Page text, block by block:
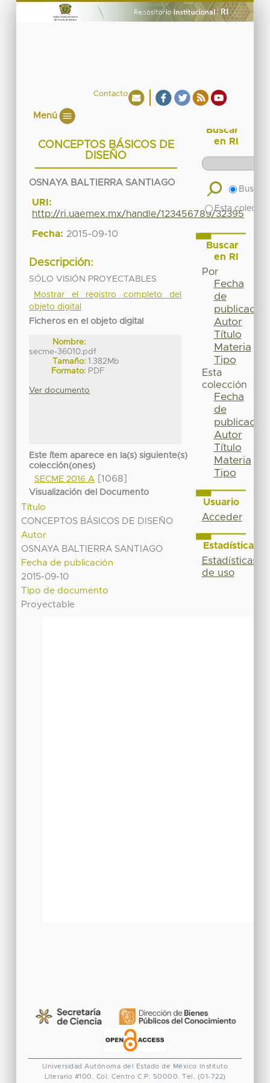
Contacto
Menú
CONCEPTOS BÁSICOS DE
DISEÑO
OSNAYA BALTIERRA SANTIAGO
URI:
http://ri.uaemex.mx/handle/123456789/32395
Fecha: 2015-09-10
Descripción:
SÓLO VISIÓN PROYECTABLES
Mostrar el registro completo del
objeto digital
Ficheros en el objeto digital
Nombre:
secme-36010.pdf
Tamaño: 1.382Mb
Formato: PDF
Ver documento
Este ítem aparece en la(s) siguiente(s)
colección(ones)
SECME 2016 A[1068]
Visualización del Documento
Título
CONCEPTOS BÁSICOS DE DISEÑO
Autor
OSNAYA BALTIERRA SANTIAGO
Fecha de publicación
2015-09-10
Tipo de documento
Proyectable
Buscar
en RI
Buscar
Esta
Buscar
en RI
Por
Fecha
de
publicación
Autor
Título
Materia
Tipo
Esta
colección
Fecha
de
publicación
Autor
Título
Materia
Tipo
Usuario
Acceder
Estadísticas
Estadísticas
de uso
Universidad Autónoma del Estado de México
Instituto
Literario #100. Col. Centro C.P. 50000. Tel. (01-722)